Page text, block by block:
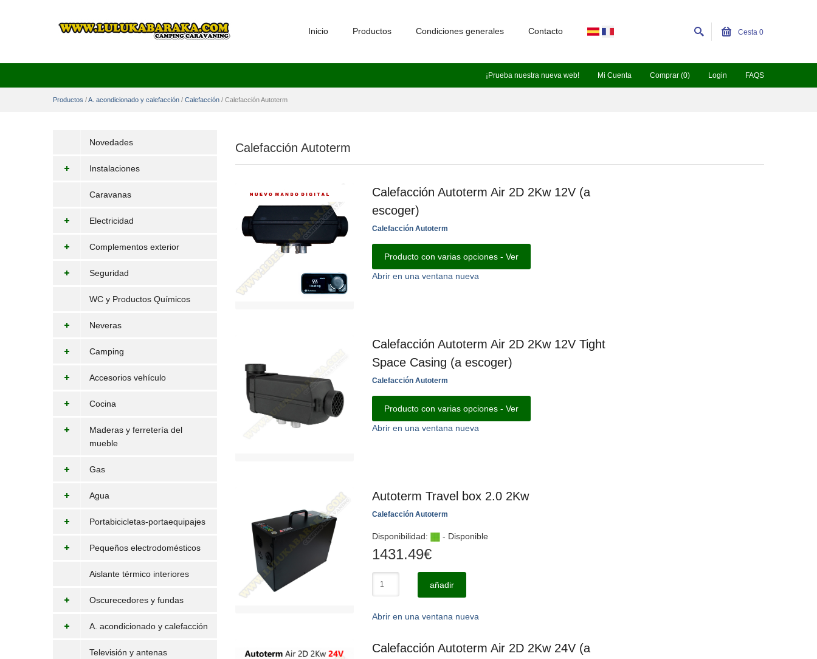
¡Prueba nuestra nueva web! Mi Cuenta Comprar (0) Login FAQS
Inicio Productos Condiciones generales Contacto Cesta 0
Productos /A. acondicionado y calefacción / Calefacción / Calefacción Autoterm
Novedades
Instalaciones
Caravanas
Electricidad
Complementos exterior
Seguridad
WC y Productos Químicos
Neveras
Camping
Accesorios vehículo
Cocina
Maderas y ferretería del
mueble
Gas
Agua
Portabicicletas-portaequipajes
Pequeños electrodomésticos
Aislante térmico interiores
Oscurecedores y fundas
A. acondicionado y calefacción
Televisión y antenas
Calefacción Autoterm
Calefacción Autoterm Air 2D 2Kw 12V (a
escoger)
Calefacción Autoterm
Producto con varias opciones - Ver
Abrir en una ventana nueva
Calefacción Autoterm Air 2D 2Kw 12V Tight
Space Casing (a escoger)
Calefacción Autoterm
Producto con varias opciones - Ver
Abrir en una ventana nueva
Autoterm Travel box 2.0 2Kw
Calefacción Autoterm
Disponibilidad: - Disponible
1431.49€
añadir
Abrir en una ventana nueva
Calefacción Autoterm Air 2D 2Kw 24V (a